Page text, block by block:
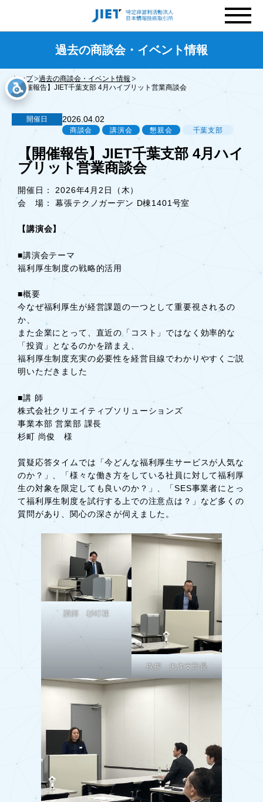
過去の商談会・イベント情報
トップ
過去の商談会・イベント情報
【開催報告】JIET千葉支部 4月ハイブリット営業商談会
開催日 2026.04.02
商談会 講演会 懇親会 千葉支部
【開催報告】JIET千葉支部 4月ハイ
ブリット営業商談会
開催日： 2026年4月2日（木）
会 場： 幕張テクノガーデン D棟1401号室
【講演会】
■講演会テーマ
福利厚生制度の戦略的活用
■概要
今なぜ福利厚生が経営課題の一つとして重要視されるの
か、
また企業にとって、直近の「コスト」ではなく効率的な
「投資」となるのかを踏まえ、
福利厚生制度充実の必要性を経営目線でわかりやすくご説
明いただきました
■講 師
株式会社クリエイティブソリューションズ
事業本部 営業部 課長
杉町 尚俊 様
質疑応答タイムでは「今どんな福利厚生サービスが人気な
のか？」、「様々な働き方をしている社員に対して福利厚
生の対象を限定しても良いのか？」、「SES事業者にとっ
て福利厚生制度を試行する上での注意点は？」など多くの
質問があり、関心の深さが伺えました。
講師 杉町様
挨拶 矢作支部長